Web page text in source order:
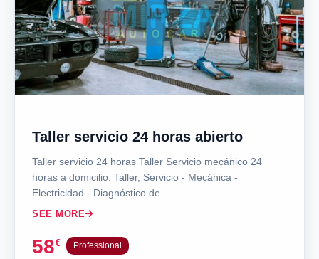
Taller servicio 24 horas abierto
Taller servicio 24 horas Taller Servicio mecánico 24
horas a domicilio. Taller, Servicio - Mecánica -
Electricidad - Diagnóstico de…
SEE MORE
58€ Professional